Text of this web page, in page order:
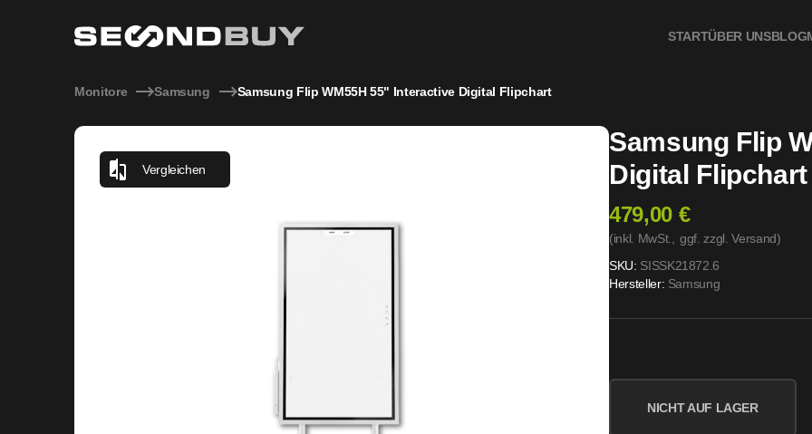
STARTÜBER UNSBLOG
Monitore Samsung Samsung Flip WM55H 55" Interactive Digital Flipchart
Vergleichen
Samsung Flip
Digital Flipchart
479,00 €
(inkl. MwSt., ggf. zzgl. Versand)
SKU: SISSK21872.6
Hersteller: Samsung
NICHT AUF LAGER